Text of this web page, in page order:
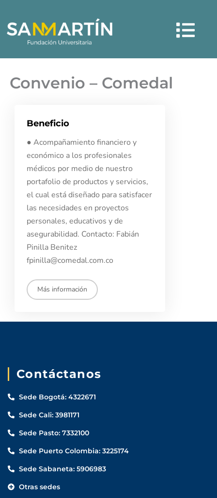
contenido
Menú
Convenio – Comedal
Beneficio
● Acompañamiento financiero y
económico a los profesionales
médicos por medio de nuestro
portafolio de productos y servicios,
el cual está diseñado para satisfacer
las necesidades en proyectos
personales, educativos y de
asegurabilidad. Contacto: Fabián
Pinilla Benitez
fpinilla@comedal.com.co
Más información
Contáctanos
Sede Bogotá: 4322671
Sede Cali: 3981171
Sede Pasto: 7332100
Sede Puerto Colombia: 3225174
Sede Sabaneta: 5906983
Otras sedes